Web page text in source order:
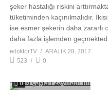
şeker hastalığı riskini
tüketiminden kaçınılmalıdır.
ise esmer şekerin daha zararlı
daha fazla işlemden
edoktorTV
ARALIK 28, 2017
523
0
0